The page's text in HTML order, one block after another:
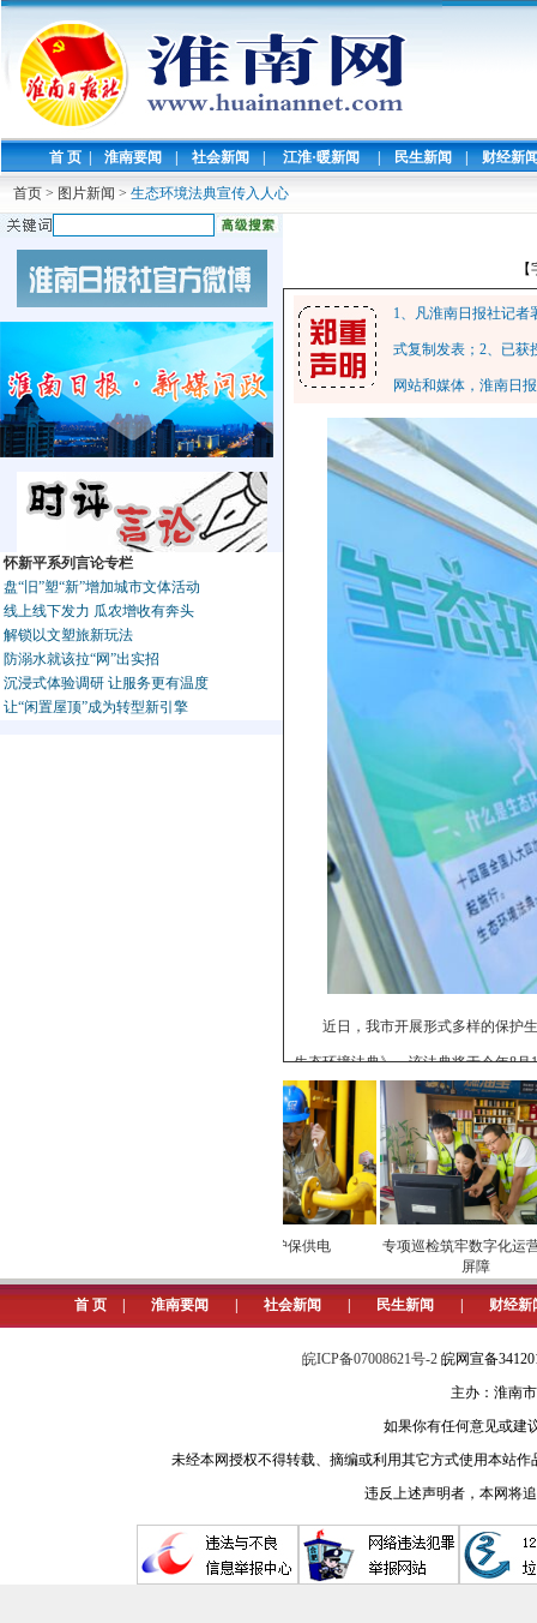
首 页 | 淮南要闻 | 社会新闻 | 江淮·暖新闻 | 民生新闻 | 财经新
首页 > 图片新闻 > 生态环境法典宣传入人心
怀新平系列言论专栏
盘“旧”塑“新”增加城市文体活动
线上线下发力 瓜农增收有奔头
解锁以文塑旅新玩法
防溺水就该拉“网”出实招
沉浸式体验调研 让服务更有温度
让“闲置屋顶”成为转型新引擎
1、凡淮南日报社记
式复制发表；2、已获
网站和媒体，淮南日
近日，我市开展形式多样的保护
生态环境法典》，该法典将于今年8月
（记者 陈彬 摄）
安全维护保供电
专项巡检筑牢数字化运营
屏障
首 页 淮南要闻 社会新闻 民生新闻 财经新
皖ICP备07008621号-2 皖网宣备
主办：淮南
如果你有任何意见或建
未经本网授权不得转载、摘编或利用其它方式使用本站
违反上述声明者，本网将